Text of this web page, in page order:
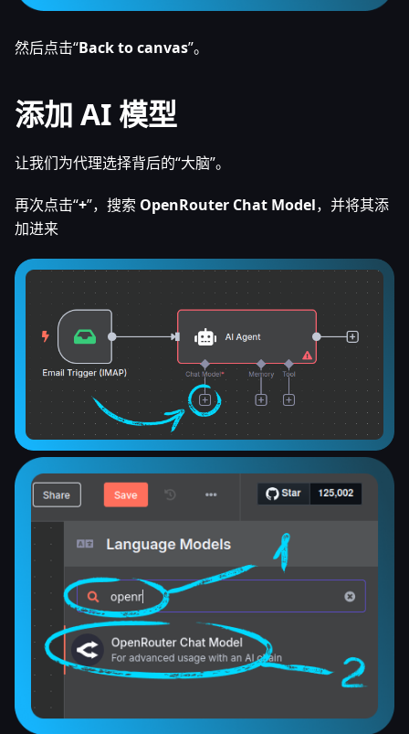
然后点击“Back to canvas”。
添加 AI 模型
让我们为代理选择背后的“大脑”。
再次点击“+”，搜索 OpenRouter Chat Model，并将其添
加进来